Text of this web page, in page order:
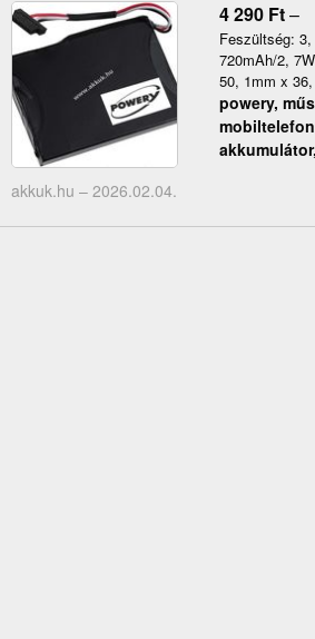
4 290 Ft–
Feszültség:
720mAh/2,
50, 1mm x
powery,
akkuk.hu – 2026.02.04.